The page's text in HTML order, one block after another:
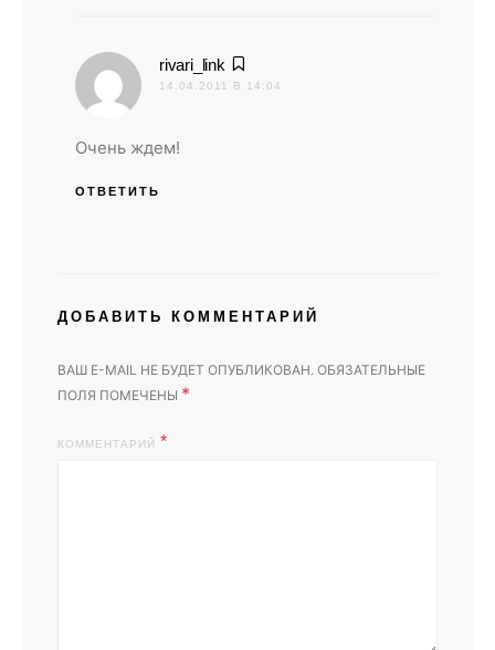
rivari_link
14.04.2011 В 14:04
Очень ждем!
ОТВЕТИТЬ
ДОБАВИТЬ КОММЕНТАРИЙ
ВАШ E-MAIL НЕ БУДЕТ ОПУБЛИКОВАН. ОБЯЗАТЕЛЬНЫЕ
ПОЛЯ ПОМЕЧЕНЫ *
КОММЕНТАРИЙ